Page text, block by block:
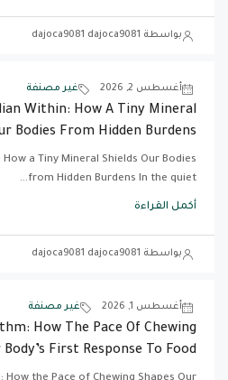
بواسطة dajoca9081 dajoca9081
أغسطس 2, 2026 غير مصنفة
Within: How A Tiny Mineral
Bodies From Hidden Burdens
a Tiny Mineral Shields Our Bodies
from Hidden Burdens In the quiet...
أكمل القراءة
بواسطة dajoca9081 dajoca9081
أغسطس 1, 2026 غير مصنفة
How The Pace Of Chewing
Body’s First Response To Food